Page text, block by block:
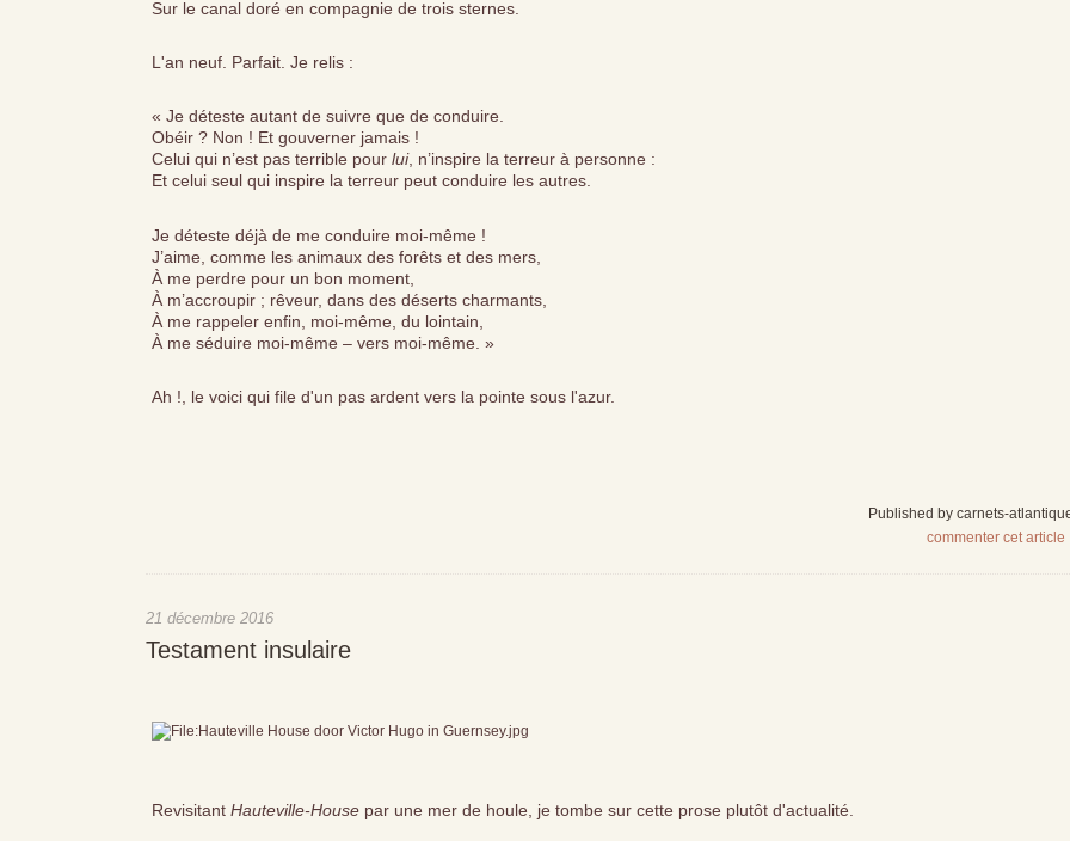
Sur le canal doré en compagnie de trois sternes.
L'an neuf. Parfait. Je relis :
« Je déteste autant de suivre que de conduire.
Obéir ? Non ! Et gouverner jamais !
Celui qui n’est pas terrible pour lui, n’inspire la terreur à personne :
Et celui seul qui inspire la terreur peut conduire les autres.
Je déteste déjà de me conduire moi-même !
J’aime, comme les animaux des forêts et des mers,
À me perdre pour un bon moment,
À m’accroupir ; rêveur, dans des déserts charmants,
À me rappeler enfin, moi-même, du lointain,
À me séduire moi-même – vers moi-même. »
Ah !, le voici qui file d'un pas ardent vers la pointe sous l'azur.
Published by carnets-
commenter cet article
21 décembre 2016
Testament insulaire
Revisitant Hauteville-House par une mer de houle, je tombe sur cette prose plutôt d'actualité.